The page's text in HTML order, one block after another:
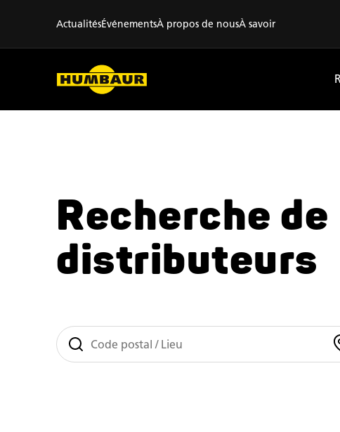
ActualitésÉvénementsÀ propos de nousÀ savoir
Recherche de
distributeurs